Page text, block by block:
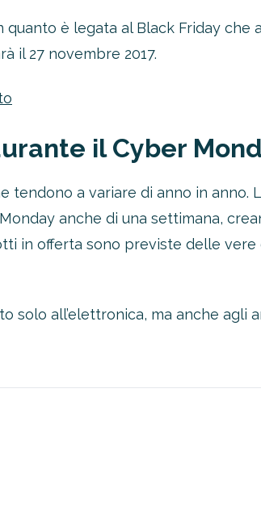
è legata al Black Friday che
il 27 novembre 2017.
il Cyber
tendono a variare di anno in anno.
anche di una settimana,
in offerta sono previste delle
solo all’elettronica, ma anche agli